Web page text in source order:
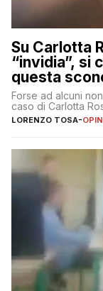
Su Carlotta
“invidia”, si
questa
Forse ad alcuni
caso di Carlotta
LORENZO TOSA-